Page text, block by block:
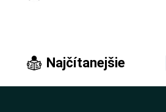
Najčítanejšie